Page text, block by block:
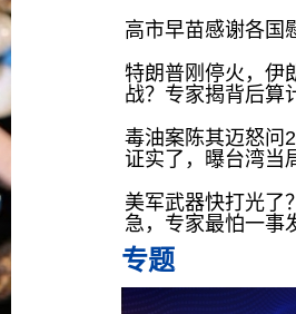
高市早苗感谢各国
特朗普刚停火，伊
战？专家揭背后算
毒油案陈其迈怒问
证实了，曝台湾当
美军武器快打光了
急，专家最怕一事
专题